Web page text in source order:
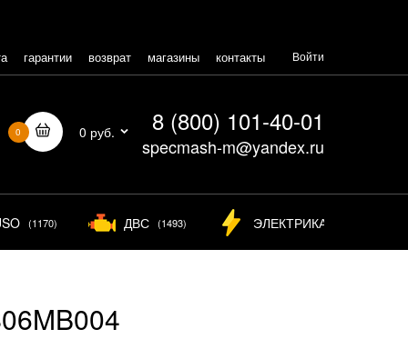
гарантии возврат магазины контакты Войти
0 0 руб. 8 (800) 101-40-01
specmash-m@yandex.ru
(1170) ДВС (1493) ЭЛЕКТРИКА